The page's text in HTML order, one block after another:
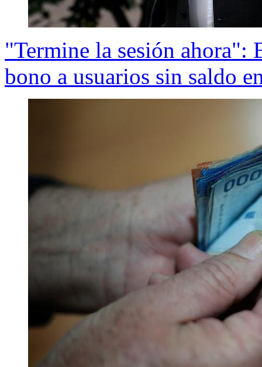
"Termine la sesión
bono a usuarios sin saldo